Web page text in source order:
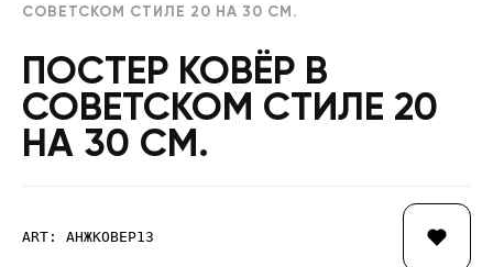
СОВЕТСКОМ СТИЛЕ 20 НА 30 СМ.
ПОСТЕР КОВЁР В
СОВЕТСКОМ СТИЛЕ 20
НА 30 СМ.
ART: АНЖКОВЕР13